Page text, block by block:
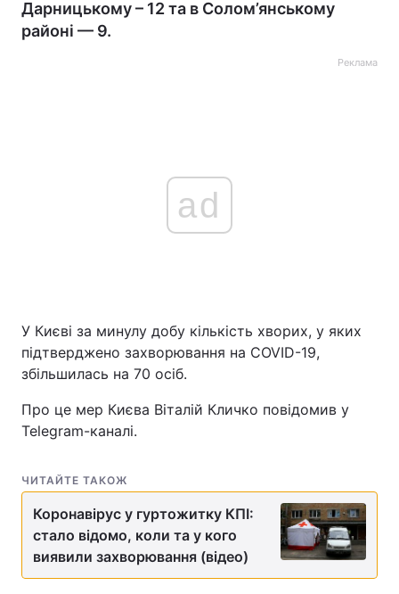
Дарницькому – 12 та в Солом’янському
районі — 9.
Реклама
ad
У Києві за минулу добу кількість хворих, у яких
підтверджено захворювання на COVID-19,
збільшилась на 70 осіб.
Про це мер Києва Віталій Кличко повідомив у
Telegram-каналі.
ЧИТАЙТЕ ТАКОЖ
Коронавірус у гуртожитку КПІ:
стало відомо, коли та у кого
виявили захворювання (відео)